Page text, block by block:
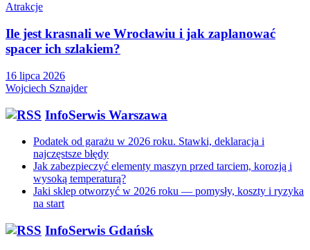
Atrakcje
Ile jest krasnali we Wrocławiu i jak zaplanować
spacer ich szlakiem?
16 lipca 2026
Wojciech Sznajder
InfoSerwis Warszawa
Podatek od garażu w 2026 roku. Stawki, deklaracja i
najczęstsze błędy
Jak zabezpieczyć elementy maszyn przed tarciem, korozją i
wysoką temperaturą?
Jaki sklep otworzyć w 2026 roku — pomysły, koszty i ryzyka
na start
InfoSerwis Gdańsk